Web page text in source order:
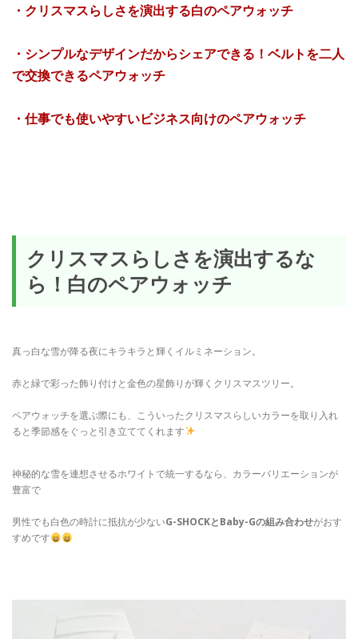
・クリスマスらしさを演出する白のペアウォッチ
・シンプルなデザインだからシェアできる！ベルトを二人
で交換できるペアウォッチ
・仕事でも使いやすいビジネス向けのペアウォッチ
クリスマスらしさを演出するな
ら！白のペアウォッチ
真っ白な雪が降る夜にキラキラと輝くイルミネーション。
赤と緑で彩った飾り付けと金色の星飾りが輝くクリスマスツリー。
ペアウォッチを選ぶ際にも、こういったクリスマスらしいカラーを取り入れ
ると季節感をぐっと引き立ててくれます
神秘的な雪を連想させるホワイトで統一するなら、カラーバリエーションが
豊富で
男性でも白色の時計に抵抗が少ないG-SHOCKとBaby-Gの組み合わせがおす
すめです